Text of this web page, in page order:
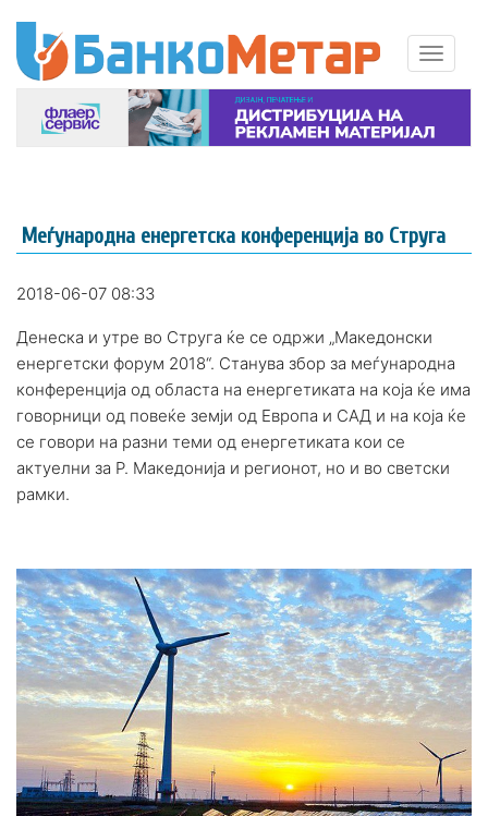
Меѓународна енергетска конференција во Струга
2018-06-07 08:33
Денеска и утре во Струга ќе се одржи „Македонски
енергетски форум 2018“. Станува збор за меѓународна
конференција од областа на енергетиката на која ќе има
говорници од повеќе земји од Европа и САД и на која ќе
се говори на разни теми од енергетиката кои се
актуелни за Р. Македонија и регионот, но и во светски
рамки.